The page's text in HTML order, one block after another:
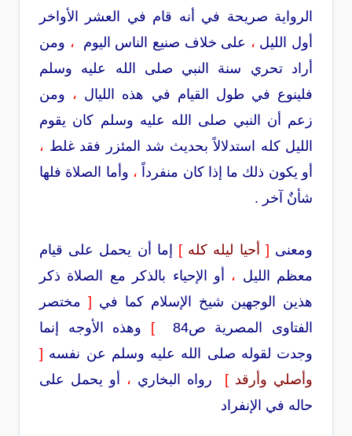
الرواية صريحة في أنه قام في العشر الأواخر
أول الليل ، على خلاف صنيع الناس اليوم ، ومن
أراد تحري سنة النبي صلى الله عليه وسلم
فلينوع في طول القيام في هذه الليال ، ومن
زعم أن النبي صلى الله عليه وسلم كان يقوم
الليل كله استدلالاً بحديث شد المئزر فقد غلط ،
أو يكون ذلك ما إذا كان منفرداً ، وأما الصلاة فلها
شأنٌ آخر .
ومعنى [ أحيا ليله كله ] إما أن يحمل على قيام
معظم الليل ، أو الإحياء بالذكر مع الصلاة ذكر
هذين الوجهين شيخ الإسلام كما في [ مختصر
الفتاوى المصرية ص84
]
وهذه الأوجه إنما
وجدت لقوله صلى الله عليه وسلم عن نفسه [
وأصلي وأرقد ] رواه البخاري ، أو يحمل على
حاله في الإنفراد